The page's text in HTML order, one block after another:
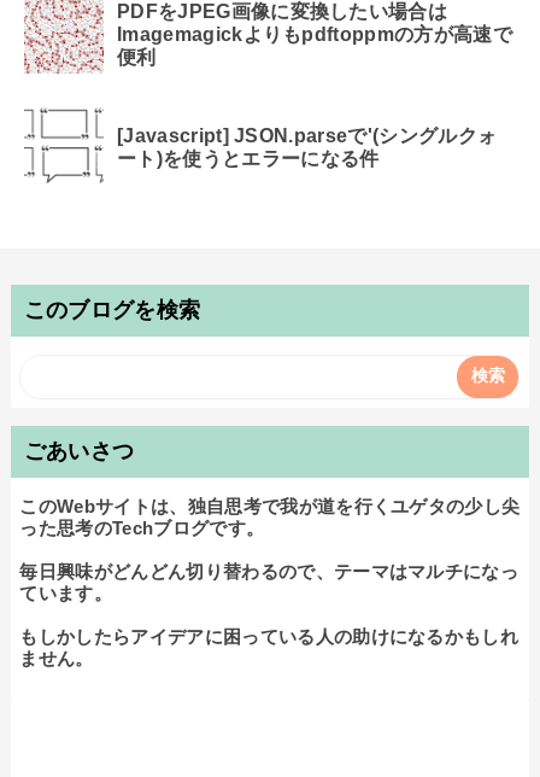
PDFをJPEG画像に変換したい場合は
Imagemagickよりもpdftoppmの方が高速で
便利
[Javascript] JSON.parseで'(シングルクォ
ート)を使うとエラーになる件
このブログを検索
ごあいさつ
このWebサイトは、独自思考で我が道を行くユゲタの少し尖
った思考のTechブログです。
毎日興味がどんどん切り替わるので、テーマはマルチになっ
ています。
もしかしたらアイデアに困っている人の助けになるかもしれ
ません。